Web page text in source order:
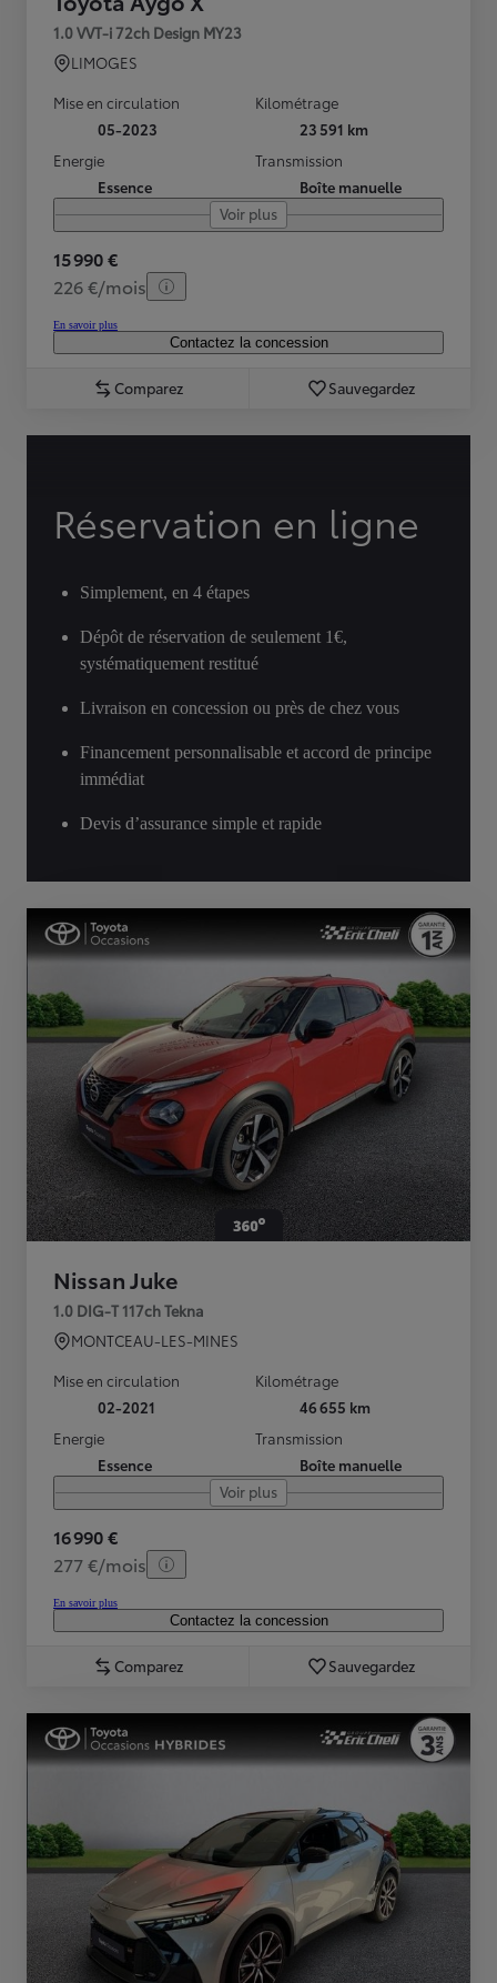
1.0 VVT-i 72ch Design MY23
LIMOGES
Mise en circulation
05-2023
Kilométrage
23 591 km
Energie
Essence
Transmission
Boîte manuelle
Voir plus
15 990 €
226 €/mois
En savoir plus
Contactez la concession
Comparez Sauvegardez
Réservation en ligne
Simplement, en 4 étapes
Dépôt de réservation de seulement 1€,
systématiquement restitué
Livraison en concession ou près de chez vous
Financement personnalisable et accord de principe
immédiat
Devis d’assurance simple et rapide
Nissan Juke
1.0 DIG-T 117ch Tekna
MONTCEAU-LES-MINES
Mise en circulation
02-2021
Kilométrage
46 655 km
Energie
Essence
Transmission
Boîte manuelle
Voir plus
16 990 €
277 €/mois
En savoir plus
Contactez la concession
Comparez Sauvegardez